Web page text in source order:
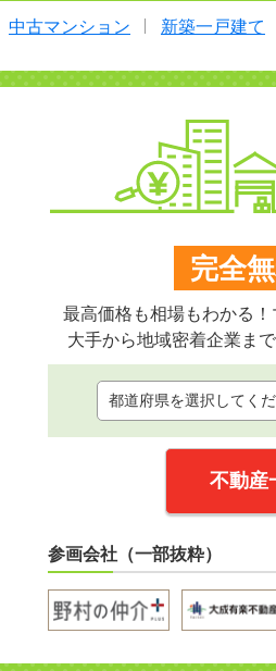
中古マンション 新築一戸建て
完全
最高価格も相場もわかる
大手から地域密着企業まで
不動産
参画会社（一部抜粋）